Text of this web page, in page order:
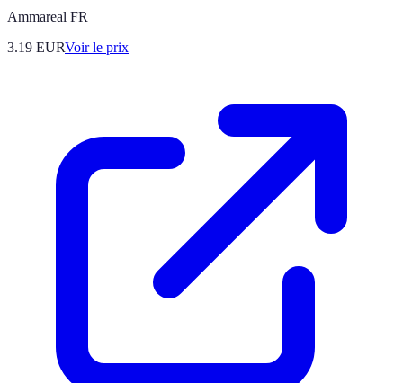
Ammareal FR
3.19 EURVoir le prix